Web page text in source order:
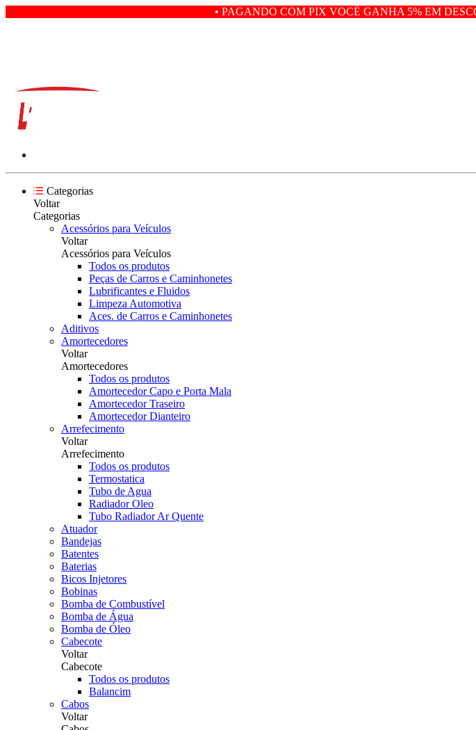
• PAGANDO COM PIX VOCÊ GANHA 5% EM DESCONTO •
Categorias
Voltar
Categorias
Acessórios para Veículos
Voltar
Acessórios para Veículos
Todos os produtos
Peças de Carros e Caminhonetes
Lubrificantes e Fluidos
Limpeza Automotiva
Aces. de Carros e Caminhonetes
Aditivos
Amortecedores
Voltar
Amortecedores
Todos os produtos
Amortecedor Capo e Porta Mala
Amortecedor Traseiro
Amortecedor Dianteiro
Arrefecimento
Voltar
Arrefecimento
Todos os produtos
Termostatica
Tubo de Agua
Radiador Oleo
Tubo Radiador Ar Quente
Atuador
Bandejas
Batentes
Baterias
Bicos Injetores
Bobinas
Bomba de Combustível
Bomba de Água
Bomba de Óleo
Cabecote
Voltar
Cabecote
Todos os produtos
Balancim
Cabos
Voltar